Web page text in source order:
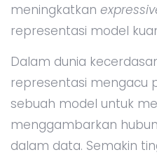
meningkatkan
representasi model
Dalam dunia
representasi mengacu
sebuah model untuk
menggambarkan
dalam data. Semakin